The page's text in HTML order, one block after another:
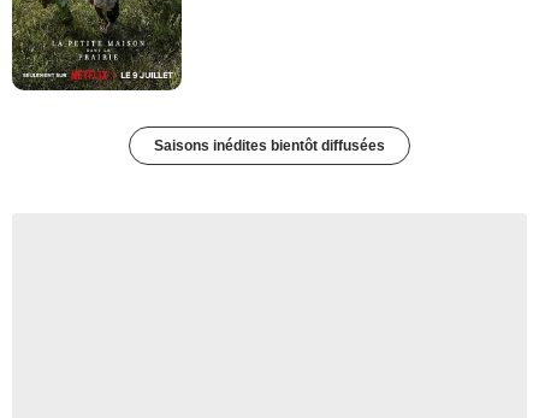
Saisons inédites bientôt diffusées